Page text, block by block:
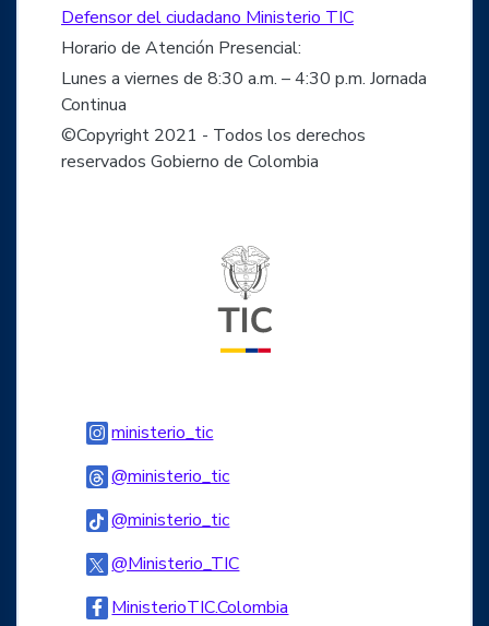
Defensor del ciudadano Ministerio TIC
Horario de Atención Presencial:
Lunes a viernes de 8:30 a.m. – 4:30 p.m. Jornada
Continua
©Copyright 2021 - Todos los derechos
reservados Gobierno de Colombia
ministerio_ticLogo Instagram
@ministerio_ticLogo Threads
@ministerio_ticLogo Tiktok
@Ministerio_TICLogo Twitter
MinisterioTIC.Colombia